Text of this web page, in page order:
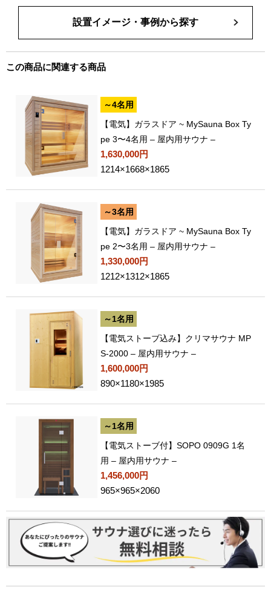
設置イメージ・事例から探す
この商品に関連する商品
～4名用
【電気】ガラスドア ~ MySauna Box Ty
pe 3〜4名用 – 屋内用サウナ –
1,630,000円
1214×1668×1865
～3名用
【電気】ガラスドア ~ MySauna Box Ty
pe 2〜3名用 – 屋内用サウナ –
1,330,000円
1212×1312×1865
～1名用
【電気ストーブ込み】クリマサウナ MP
S-2000 – 屋内用サウナ –
1,600,000円
890×1180×1985
～1名用
【電気ストーブ付】SOPO 0909G 1名
用 – 屋内用サウナ –
1,456,000円
965×965×2060